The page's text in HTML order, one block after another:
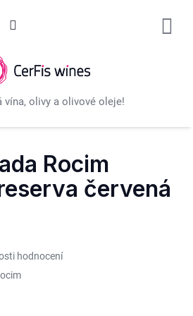
Rocim
červená
hodnocení